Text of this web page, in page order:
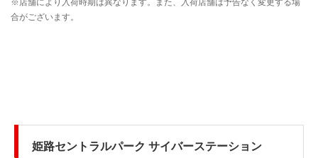
姫路セントラルパーク サイバーステーション